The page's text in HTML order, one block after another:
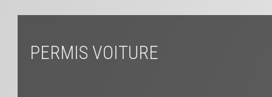
PERMIS VOITURE